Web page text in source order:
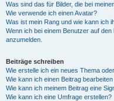
Was sind das für Bilder, die bei
Wie verwende ich einen Avatar?
Was ist mein Rang und wie kann ich
Wenn ich bei einem Benutzer auf
anzumelden.
Beiträge schreiben
Wie erstelle ich ein neues Thema
Wie kann ich einen Beitrag
Wie kann ich meinem Beitrag eine
Wie kann ich eine Umfrage erstellen?